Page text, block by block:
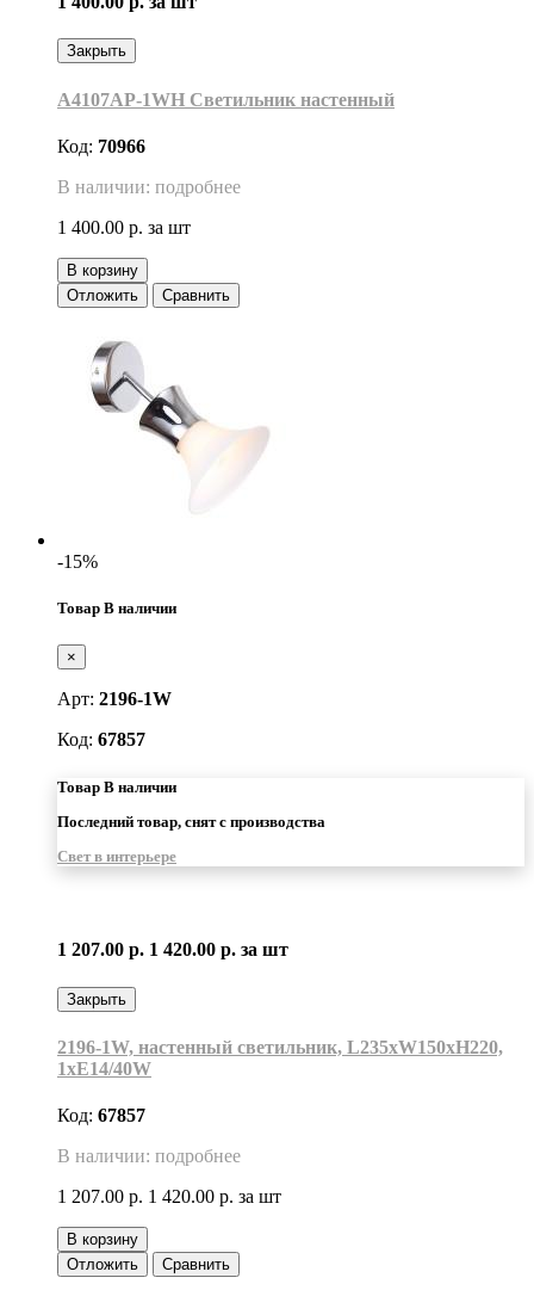
Закрыть
A4107AP-1WH Светильник настенный
Код: 70966
В наличии: подробнее
1 400.00 р. за шт
В корзину
Отложить
Сравнить
-15%
Товар В наличии
×
Арт: 2196-1W
Код: 67857
Товар В наличии
Последний товар, снят с производства
Свет в интерьере
1 207.00 р. 1 420.00 р. за шт
Закрыть
2196-1W, настенный светильник, L235xW150xH220,
1xE14/40W
Код: 67857
В наличии: подробнее
1 207.00 р. 1 420.00 р. за шт
В корзину
Отложить
Сравнить